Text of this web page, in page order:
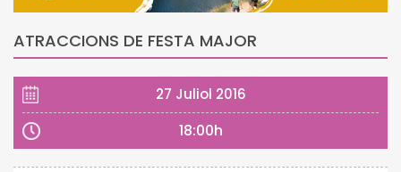
ATRACCIONS DE FESTA MAJOR
27 Juliol 2016
18:00h